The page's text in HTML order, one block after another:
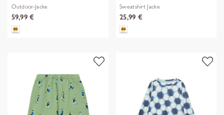
Outdoor-Jacke
59,99 €
Sweatshirt Jacke
25,99 €